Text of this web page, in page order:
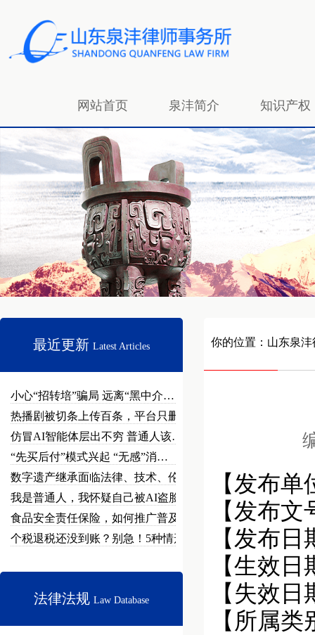
网站首页 泉沣简介 知识产权
招贤纳士
最近更新 Latest Articles
小心“招转培”骗局 远离“黑中介…
热播剧被切条上传百条，平台只删不…
仿冒AI智能体层出不穷 普通人该…
“先买后付”模式兴起 “无感”消…
数字遗产继承面临法律、技术、伦理…
我是普通人，我怀疑自己被AI盗脸…
食品安全责任保险，如何推广普及？
个税退税还没到账？别急！5种情形…
法律法规 Law Database
你的位置： 山东泉
【发布
【发布
【发布
【生效
【失效日
【所属